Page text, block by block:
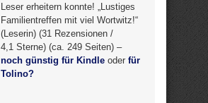
Leser erheitern konnte! „Lustiges
Familientreffen mit viel Wortwitz!“
(Leserin) (31 Rezensionen /
4,1 Sterne) (ca. 249 Seiten) –
noch günstig für Kindle oder für
Tolino?